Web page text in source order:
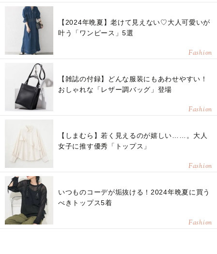
【2024年晩夏】老けて見えない♡大人可愛いが
叶う「ワンピース」5選
Fashion
【雑誌の付録】どんな服装にもあわせやすい！
おしゃれな「レザー調バッグ」登場
Fashion
【しまむら】若く見えるのが嬉しい……。大人
女子に推す優秀「トップス」
Fashion
いつものコーデが垢抜ける！2024年晩夏に買う
べきトップス5着
Fashion